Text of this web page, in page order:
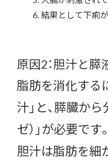
結果として下痢
原因2：胆汁と膵
脂肪を消化する
汁」と、膵臓か
ゼ）」が必要です。
胆汁は脂肪を細